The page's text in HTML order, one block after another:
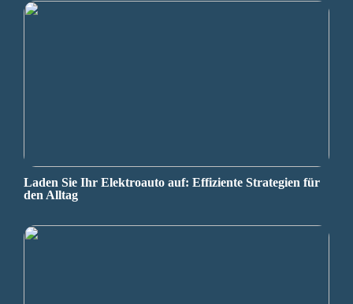
Laden Sie Ihr Elektroauto auf: Effiziente Strategien für
den Alltag